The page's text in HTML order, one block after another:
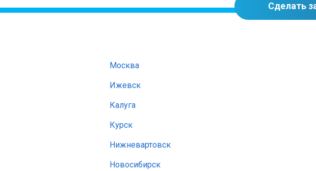
Сделать
Москва
Ижевск
Калуга
Курск
Нижневартовск
Новосибирск